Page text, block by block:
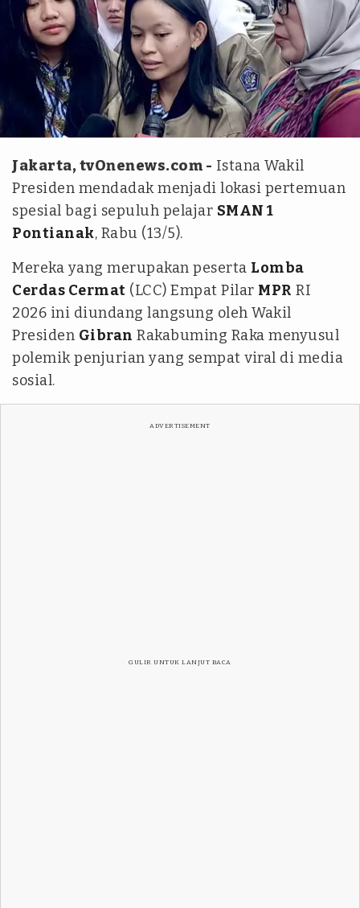
Antara
Jakarta, tvOnenews.com - Istana Wakil
Presiden mendadak menjadi lokasi pertemuan
spesial bagi sepuluh pelajar SMAN 1
Pontianak, Rabu (13/5).
Mereka yang merupakan peserta Lomba
Cerdas Cermat (LCC) Empat Pilar MPR RI
2026 ini diundang langsung oleh Wakil
Presiden Gibran Rakabuming Raka menyusul
polemik penjurian yang sempat viral di media
sosial.
ADVERTISEMENT
GULIR UNTUK LANJUT BACA